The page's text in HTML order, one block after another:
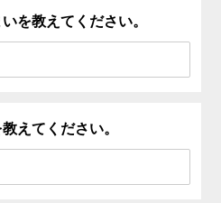
を教えてください。
えてください。